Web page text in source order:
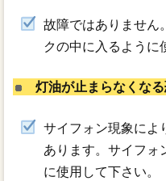
故障ではありません
クの中に入るように
灯油が止まらなくなる
サイフォン現象によ
あります。サイフォ
に使用して下さい。